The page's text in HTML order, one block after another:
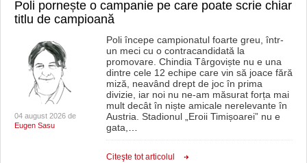
Poli pornește o campanie pe care poate scrie chiar
titlu de campioană
04 august 2026 de
Eugen Sasu
Poli începe campionatul foarte greu, într-
un meci cu o contracandidată la
promovare. Chindia Târgoviște nu e una
dintre cele 12 echipe care vin să joace fără
miză, neavând drept de joc în prima
divizie, iar noi nu ne-am măsurat forța mai
mult decât în niște amicale nerelevante în
Austria. Stadionul „Eroii Timișoarei” nu e
gata,…
Citeşte tot articolul